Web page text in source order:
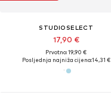
STUDIOSELECT
17,90 €
Prvotno: 19,90 €
Posljednja najniža cijena:14,31 €